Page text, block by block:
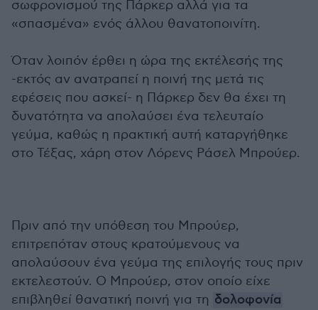
σωφρονισμού της Πάρκερ αλλά για τα
«σπασμένα» ενός άλλου θανατοποινίτη.
Όταν λοιπόν έρθει η ώρα της εκτέλεσής της
-εκτός αν ανατραπεί η ποινή της μετά τις
εφέσεις που ασκεί- η Πάρκερ δεν θα έχει τη
δυνατότητα να απολαύσει ένα τελευταίο
γεύμα, καθώς η πρακτική αυτή καταργήθηκε
στο Τέξας, χάρη στον Λόρενς Ράσελ Μπρούερ.
Πριν από την υπόθεση του Μπρούερ,
επιτρεπόταν στους κρατούμενους να
απολαύσουν ένα γεύμα της επιλογής τους πριν
εκτελεστούν. Ο Μπρούερ, στον οποίο είχε
επιβληθεί θανατική ποινή για τη δολοφονία